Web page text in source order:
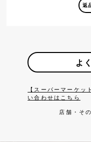
返
よ
【スーパーマーケッ
い合わせはこちら
店舗・そ